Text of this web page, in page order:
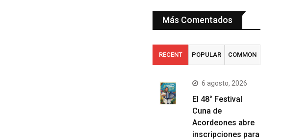
Más Comentados
RECENT POPULAR COMMON
6 agosto, 2026
El 48° Festival
Cuna de
Acordeones abre
inscripciones para